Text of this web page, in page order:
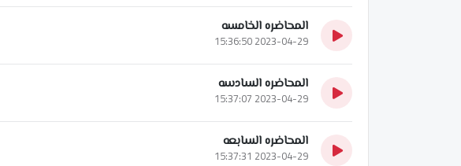
المحاضره الخامسه
2023-04-29 15:36:50
المحاضره السادسه
2023-04-29 15:37:07
المحاضره السابعه
2023-04-29 15:37:31